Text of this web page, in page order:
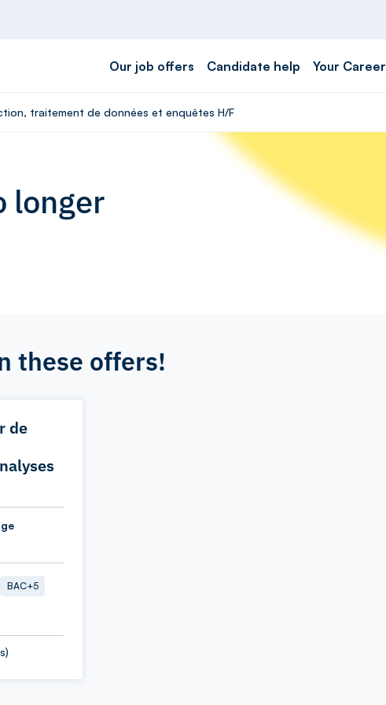
Our job offers Candidate help Your Career
traitement de données et enquêtes H/F
longer
these offers!
de
BAC+5